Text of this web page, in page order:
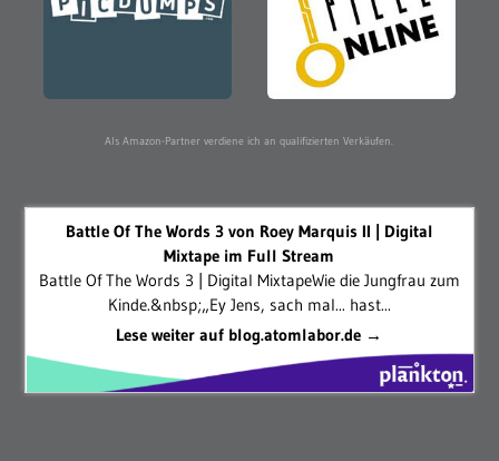
Als Amazon-Partner verdiene ich an qualifizierten Verkäufen.
Battle Of The Words 3 von Roey Marquis II | Digital
Mixtape im Full Stream
Battle Of The Words 3 | Digital MixtapeWie die Jungfrau zum
Kinde.&nbsp;„Ey Jens, sach mal... hast...
Lese weiter auf blog.atomlabor.de →